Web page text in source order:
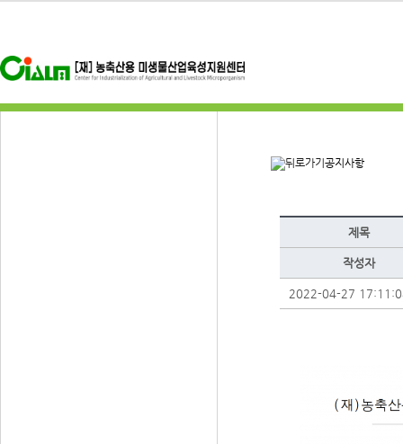
공지사항
제목
작성자
2022-04-27